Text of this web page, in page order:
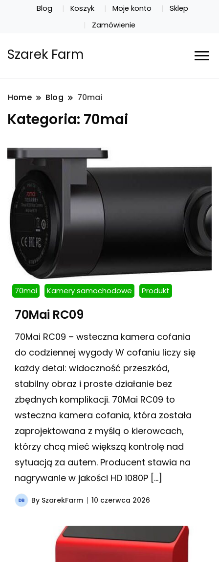
Blog Koszyk Moje konto
Sklep
Zamówienie
Szarek Farm
Home Blog 70mai
Kategoria: 70mai
70mai Kamery samochodowe Produkt
70Mai RC09
70Mai RC09 – wsteczna kamera cofania
do codziennej wygody W cofaniu liczy się
każdy detal: widoczność przeszkód,
stabilny obraz i proste działanie bez
zbędnych komplikacji. 70Mai RC09 to
wsteczna kamera cofania, która została
zaprojektowana z myślą o kierowcach,
którzy chcą mieć większą kontrolę nad
sytuacją za autem. Producent stawia na
nagrywanie w jakości HD 1080P […]
By SzarekFarm 10 czerwca 2026